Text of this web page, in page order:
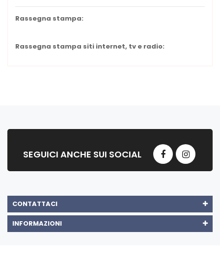
Rassegna stampa:
Rassegna stampa siti internet, tv e radio:
SEGUICI ANCHE SUI SOCIAL
CONTATTACI
INFORMAZIONI